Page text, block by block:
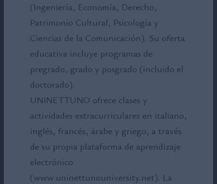
(Ingeniería, Economía, Derecho,
Patrimonio Cultural, Psicología y
Ciencias de la Comunicación). Su oferta
educativa incluye programas de
pregrado, grado y posgrado (incluido el
doctorado).
UNINETTUNO ofrece clases y
actividades extracurriculares en italiano,
inglés, francés, árabe y griego, a través
de su propia plataforma de aprendizaje
electrónico
(www.uninettunouniversity.net). La